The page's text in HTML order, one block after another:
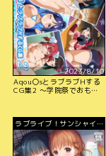
2023/8/10
Aqou〇sとラブラブHする
CG集2 ～学院祭でおもて
ラブライブ！サンシャイ
ン!!